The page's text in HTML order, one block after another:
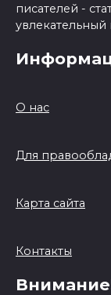
писателей -
О нас
Для
Карта сайта
Контакты